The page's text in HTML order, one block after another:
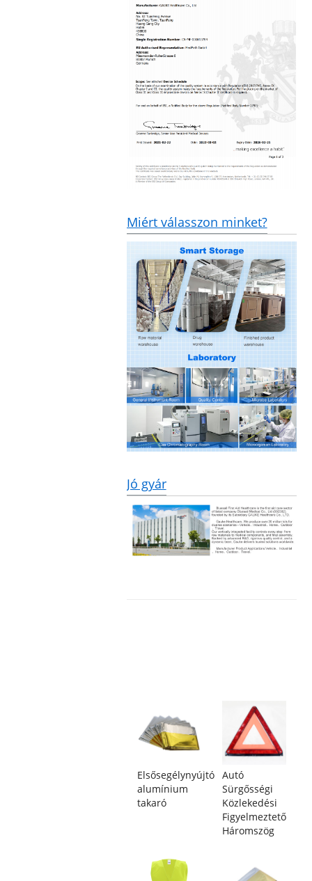
Miért válasszon minket?
Jó gyár
Elsősegélynyújtó
alumínium
takaró
Autó
Sürgősségi
Közlekedési
Figyelmeztető
Háromszög